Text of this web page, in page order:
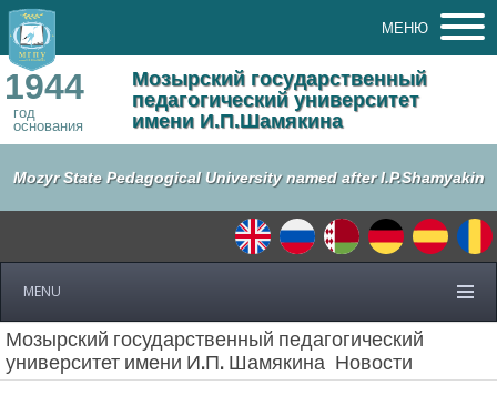
МЕНЮ
1944
год
основания
Мозырский государственный
педагогический университет
имени И.П.Шамякина
Mozyr State Pedagogical University named after I.P.Shamyakin
MENU
Мозырский государственный педагогический
университет имени И.П. Шамякина Новости